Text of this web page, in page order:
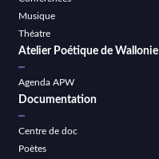
Musique
Théatre
Atelier Poétique de Wallonie
Agenda APW
Documentation
Centre de doc
Poètes